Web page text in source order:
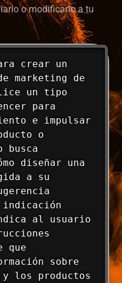
o modificarlo a tu
crear un
marketing de
un tipo
para
e impulsar
o
diseñar una
a su
indicación
al usuario
que
sobre
los productos